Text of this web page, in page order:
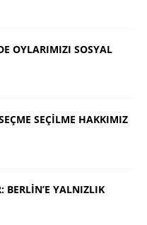
OYLARIMIZI SOSYAL
SEÇİLME HAKKIMIZ
BERLİN’E YALNIZLIK